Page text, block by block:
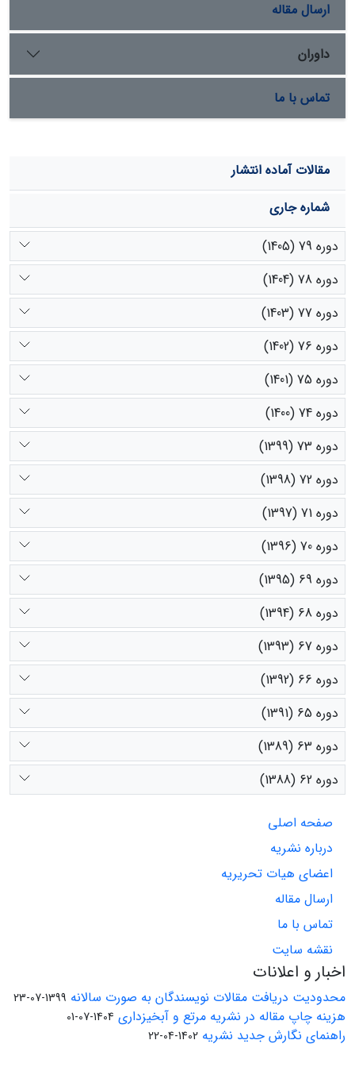
ارسال مقاله
داوران
تماس با ما
مقالات آماده انتشار
شماره جاری
دوره 79 (1405)
دوره 78 (1404)
دوره 77 (1403)
دوره 76 (1402)
دوره 75 (1401)
دوره 74 (1400)
دوره 73 (1399)
دوره 72 (1398)
دوره 71 (1397)
دوره 70 (1396)
دوره 69 (1395)
دوره 68 (1394)
دوره 67 (1393)
دوره 66 (1392)
دوره 65 (1391)
دوره 63 (1389)
دوره 62 (1388)
صفحه اصلی
درباره نشریه
اعضای هیات تحریریه
ارسال مقاله
تماس با ما
نقشه سایت
اخبار و اعلانات
محدودیت دریافت مقالات نویسندگان به صورت سالانه 1399-07-23
هزینه چاپ مقاله در نشریه مرتع و آبخیزداری 1404-07-01
راهنمای نگارش جدید نشریه 1402-04-22